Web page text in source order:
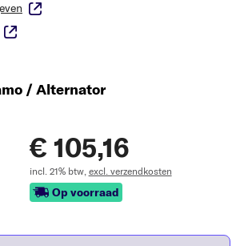
/ Alternator
€ 105,16
incl. 21% btw, excl. verzendkosten
Op voorraad